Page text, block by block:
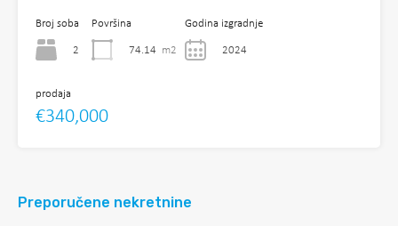
Broj soba
2
Površina
74.14 m2
Godina izgradnje
2024
prodaja
€340,000
Preporučene nekretnine